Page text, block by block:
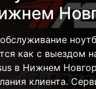
как с выездом
в Нижнем
клиента.